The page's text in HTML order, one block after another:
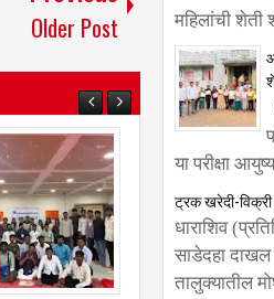
Older Post
03
Aug
2026
महिलांची शेती
या परीक्षा
ट्रक खरेदी-
धाराशिव
साडेदहा दाखल
तालुक्यातील